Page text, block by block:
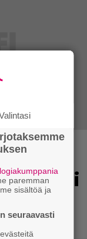
sen
–
paremman
sisältöä ja
seuraavasti